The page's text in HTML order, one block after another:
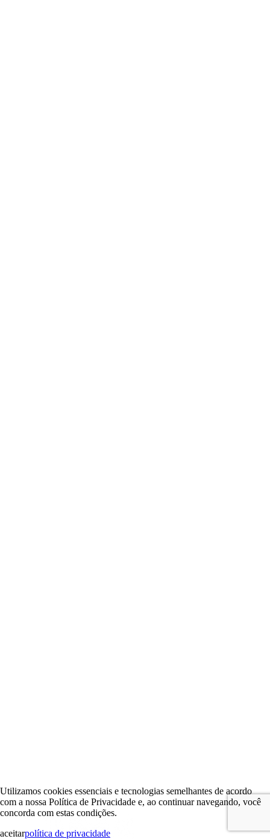
Utilizamos cookies essenciais e tecnologias semelhantes de acordo
com a nossa Política de Privacidade e, ao continuar navegando, você
concorda com estas condições.
aceitarpolítica de privacidade